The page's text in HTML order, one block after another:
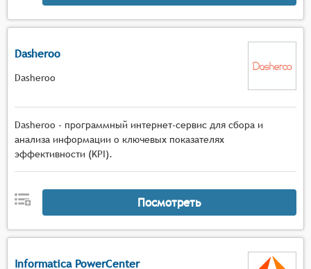
Dasheroo
Dasheroo
Dasheroo - программный интернет-сервис для сбора и
анализа информации о ключевых показателях
эффективности (KPI).
Посмотреть
Informatica PowerCenter